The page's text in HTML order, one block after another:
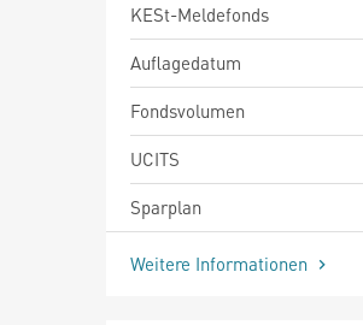
KESt-Meldefonds
Auflagedatum
Fondsvolumen
UCITS
Sparplan
Weitere Informationen